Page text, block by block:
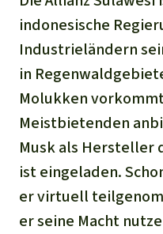
indonesische
Industrieländern
in
Molukken
Meistbietenden
Musk als Hersteller
ist eingeladen.
er virtuell
er seine Macht